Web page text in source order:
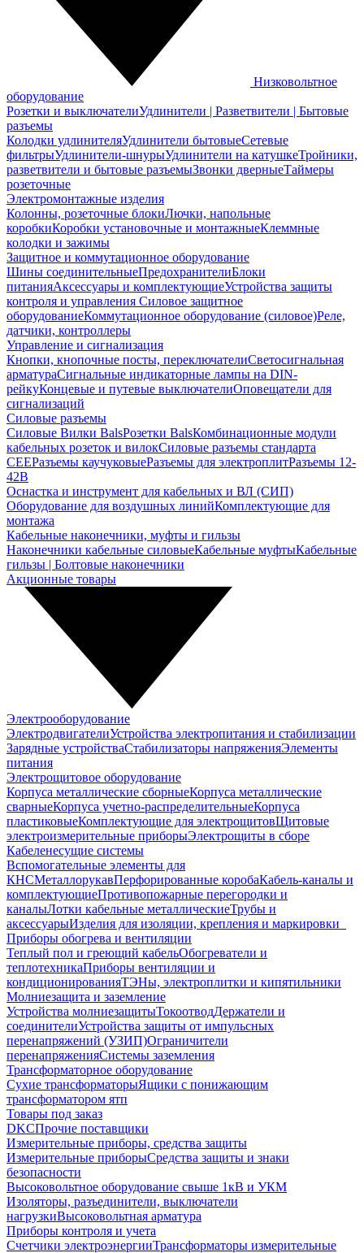
Низковольтное
оборудование
Розетки и выключателиУдлинители | Разветвители | Бытовые
разъемы
Колодки удлинителяУдлинители бытовыеСетевые
фильтрыУдлинители-шнурыУдлинители на катушкеТройники,
разветвители и бытовые разъемыЗвонки дверныеТаймеры
розеточные
Электромонтажные изделия
Колонны, розеточные блокиЛючки, напольные
коробкиКоробки установочные и монтажныеКлеммные
колодки и зажимы
Защитное и коммутационное оборудование
Шины соединительныеПредохранителиБлоки
питанияАксессуары и комплектующиеУстройства защиты
контроля и управления Силовое защитное
оборудованиеКоммутационное оборудование (силовое)Реле,
датчики, контроллеры
Управление и сигнализация
Кнопки, кнопочные посты, переключателиСветосигнальная
арматураСигнальные индикаторные лампы на DIN-
рейкуКонцевые и путевые выключателиОповещатели для
сигнализаций
Силовые разъемы
Силовые Вилки BalsРозетки BalsКомбинационные модули
кабельных розеток и вилокСиловые разъемы стандарта
CEEРазъемы каучуковыеРазъемы для электроплитРазъемы 12-
42В
Оснастка и инструмент для кабельных и ВЛ (СИП)
Оборудование для воздушных линийКомплектующие для
монтажа
Кабельные наконечники, муфты и гильзы
Наконечники кабельные силовыеКабельные муфтыКабельные
гильзы | Болтовые наконечники
Акционные товары
Электрооборудование
ЭлектродвигателиУстройства электропитания и стабилизации
Зарядные устройстваСтабилизаторы напряженияЭлементы
питания
Электрощитовое оборудование
Корпуса металлические сборныеКорпуса металлические
сварныеКорпуса учетно-распределительныеКорпуса
пластиковыеКомплектующие для электрощитовЩитовые
электроизмерительные приборыЭлектрощиты в сборе
Кабеленесущие системы
Вспомогательные элементы для
КНСМеталлорукавПерфорированные коробаКабель-каналы и
комплектующиеПротивопожарные перегородки и
каналыЛотки кабельные металлическиеТрубы и
аксессуарыИзделия для изоляции, крепления и маркировки
Приборы обогрева и вентиляции
Теплый пол и греющий кабельОбогреватели и
теплотехникаПриборы вентиляции и
кондиционированияТЭНы, электроплитки и кипятильники
Молниезащита и заземление
Устройства молниезащитыТокоотводДержатели и
соединителиУстройства защиты от импульсных
перенапряжений (УЗИП)Ограничители
перенапряженияСистемы заземления
Трансформаторное оборудование
Сухие трансформаторыЯщики с понижающим
трансформатором ятп
Товары под заказ
DKCПрочие поставщики
Измерительные приборы, средства защиты
Измерительные приборыСредства защиты и знаки
безопасности
Высоковольтное оборудование свыше 1кВ и УКМ
Изоляторы, разъединители, выключатели
нагрузкиВысоковольтная арматура
Приборы контроля и учета
Счетчики электроэнергииТрансформаторы измерительные